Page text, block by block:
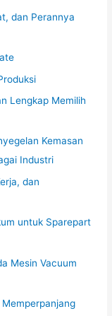
dan Perannya
Lengkap Memilih
Kemasan
Industri
dan
untuk Sparepart
Mesin Vacuum